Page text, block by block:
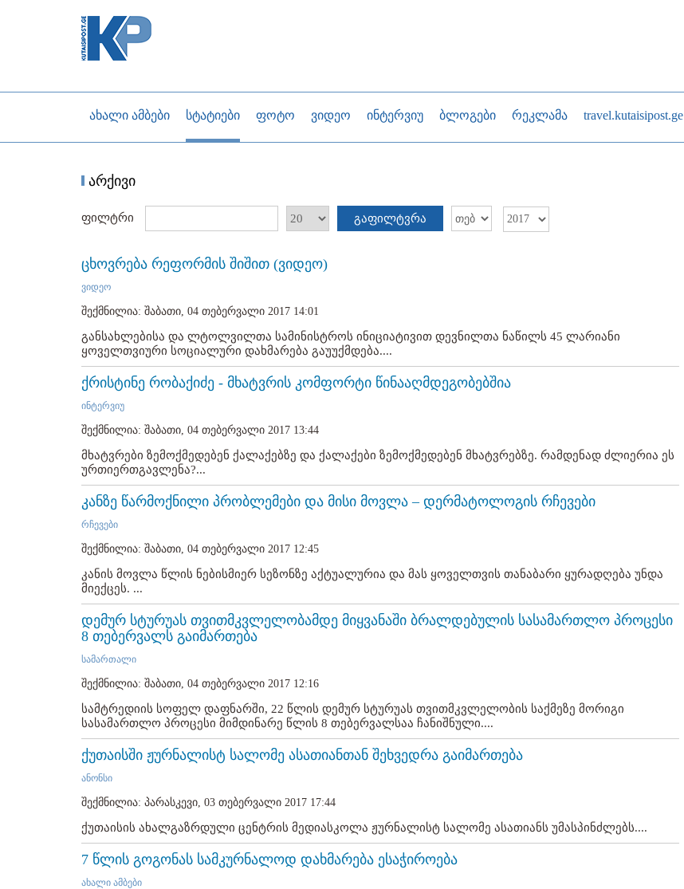
ახალი ამბები სტატიები ფოტო ვიდეო ინტერვიუ ბლოგები რეკლამა travel.kutaisipost.ge
არქივი
ფილტრი გაფილტვრა
ცხოვრება რეფორმის შიშით (ვიდეო)
ვიდეო
შექმნილია: შაბათი, 04 თებერვალი 2017 14:01
განსახლებისა და ლტოლვილთა სამინისტროს ინიციატივით დევნილთა ნაწილს 45 ლარიანი
ყოველთვიური სოციალური დახმარება გაუუქმდება....
ქრისტინე რობაქიძე - მხატვრის კომფორტი წინააღმდეგობებშია
ინტერვიუ
შექმნილია: შაბათი, 04 თებერვალი 2017 13:44
მხატვრები ზემოქმედებენ ქალაქებზე და ქალაქები ზემოქმედებენ მხატვრებზე. რამდენად ძლიერია ეს
ურთიერთგავლენა?...
კანზე წარმოქნილი პრობლემები და მისი მოვლა – დერმატოლოგის რჩევები
რჩევები
შექმნილია: შაბათი, 04 თებერვალი 2017 12:45
კანის მოვლა წლის ნებისმიერ სეზონზე აქტუალურია და მას ყოველთვის თანაბარი ყურადღება უნდა
მიექცეს. ...
დემურ სტურუას თვითმკვლელობამდე მიყვანაში ბრალდებულის სასამართლო პროცესი
8 თებერვალს გაიმართება
სამართალი
შექმნილია: შაბათი, 04 თებერვალი 2017 12:16
სამტრედიის სოფელ დაფნარში, 22 წლის დემურ სტურუას თვითმკვლელობის საქმეზე მორიგი
სასამართლო პროცესი მიმდინარე წლის 8 თებერვალსაა ჩანიშნული....
ქუთაისში ჟურნალისტ სალომე ასათიანთან შეხვედრა გაიმართება
ანონსი
შექმნილია: პარასკევი, 03 თებერვალი 2017 17:44
ქუთაისის ახალგაზრდული ცენტრის მედიასკოლა ჟურნალისტ სალომე ასათიანს უმასპინძლებს....
7 წლის გოგონას სამკურნალოდ დახმარება ესაჭიროება
ახალი ამბები